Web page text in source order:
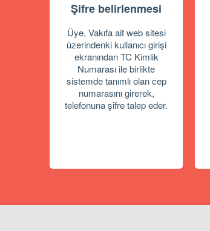
Şifre belirlenmesi
Üye, Vakıfa ait web sitesi
üzerindenki kullanıcı girişi
ekranından TC Kimlik
Numarası ile birlikte
sistemde tanımlı olan cep
numarasını girerek,
telefonuna şifre talep eder.